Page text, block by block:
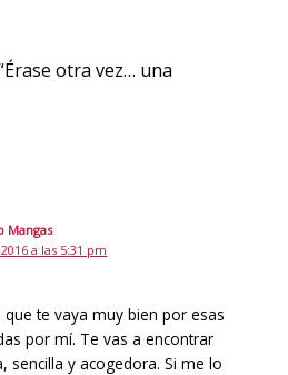
otra vez… una
Mangas
a las 5:31 pm
que te vaya muy bien por esas
por mí. Te vas a encontrar
sencilla y acogedora. Si me lo